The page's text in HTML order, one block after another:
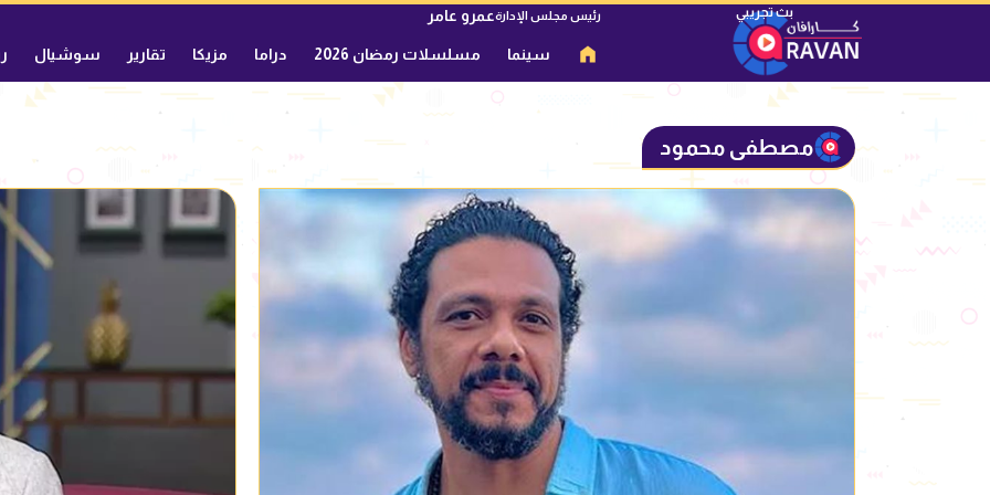
رئيس مجلس الإدارةعمرو عامر
سينما مسلسلات رمضان 2026 دراما مزيكا تقارير سوشيال
مصطفى محمود